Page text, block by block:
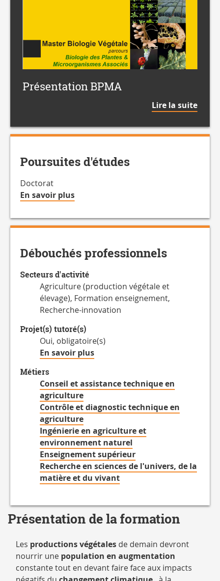
BPMA
Présentation BPMA
Lire la suitede
Poursuites d'études
Doctorat
En savoir plusà
de
la
de
hebdomadaire
Débouchés professionnels
Secteurs d'activité
Agriculture (production végétale et
élevage), Formation enseignement,
Recherche-innovation
Projet(s) tutoré(s)
Oui, obligatoire(s)
En savoir plusà
Projet(s)
Métiers
Conseil et assistance technique en
agriculture
Contrôle et diagnostic technique en
agriculture
Ingénierie en agriculture et
environnement naturel
Enseignement supérieur
Recherche en sciences de l'univers, de la
matière et du vivant
Présentation de la formation
Les productions végétales de demain devront
nourrir une population en augmentation
constante tout en devant faire face aux impacts